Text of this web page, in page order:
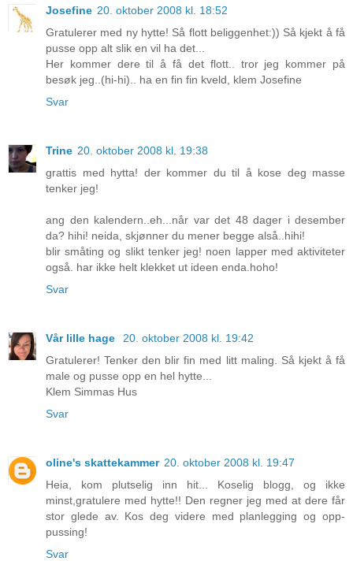
Josefine 20. oktober 2008 kl. 18:52
Gratulerer med ny hytte! Så flott beliggenhet:)) Så kjekt å få
pusse opp alt slik en vil ha det...
Her kommer dere til å få det flott.. tror jeg kommer på
besøk jeg..(hi-hi).. ha en fin fin kveld, klem Josefine
Svar
Trine 20. oktober 2008 kl. 19:38
grattis med hytta! der kommer du til å kose deg masse
tenker jeg!
ang den kalendern..eh...når var det 48 dager i desember
da? hihi! neida, skjønner du mener begge alså..hihi!
blir småting og slikt tenker jeg! noen lapper med aktiviteter
også. har ikke helt klekket ut ideen enda.hoho!
Svar
Vår lille hage
20. oktober 2008 kl. 19:42
Gratulerer! Tenker den blir fin med litt maling. Så kjekt å få
male og pusse opp en hel hytte...
Klem Simmas Hus
Svar
oline's skattekammer 20. oktober 2008 kl. 19:47
Heia, kom plutselig inn hit... Koselig blogg, og ikke
minst,gratulere med hytte!! Den regner jeg med at dere får
stor glede av. Kos deg videre med planlegging og opp-
pussing!
Svar